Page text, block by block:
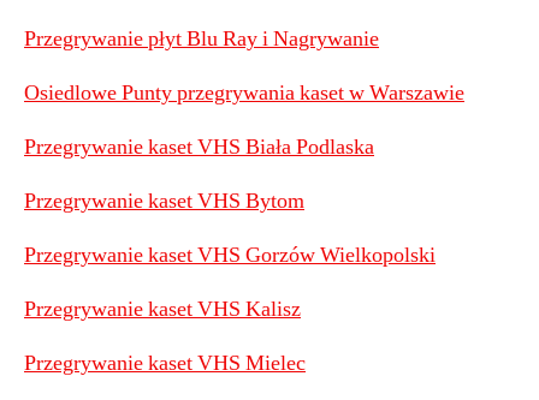
Przegrywanie płyt Blu Ray i Nagrywanie
Osiedlowe Punty przegrywania kaset w Warszawie
Przegrywanie kaset VHS Biała Podlaska
Przegrywanie kaset VHS Bytom
Przegrywanie kaset VHS Gorzów Wielkopolski
Przegrywanie kaset VHS Kalisz
Przegrywanie kaset VHS Mielec